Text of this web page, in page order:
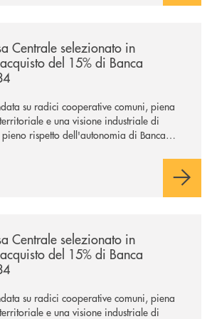
Centrale selezionato in
del 15% di Banca
su radici cooperative comuni, piena
e una visione industriale di
rispetto dell'autonomia di Banca
per la finalizzazione dell’operazione.
Centrale selezionato in
del 15% di Banca
su radici cooperative comuni, piena
e una visione industriale di